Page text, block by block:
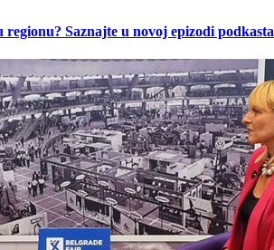
Saznajte u novoj epizodi podkasta